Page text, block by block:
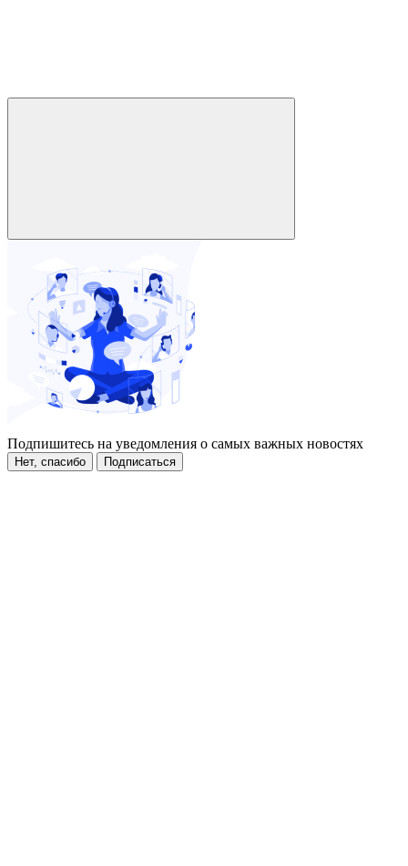
Подпишитесь на уведомления о самых важных новостях
Нет, спасибо Подписаться